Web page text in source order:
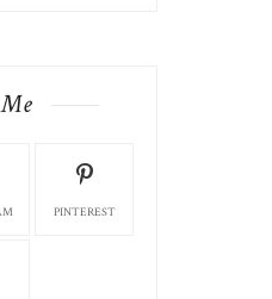
PINTEREST